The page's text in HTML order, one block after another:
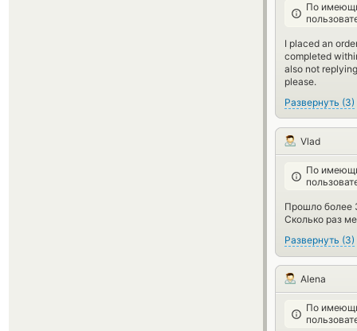
По
I placed an
completed
also not
please.
Развернуть (3)
Vlad
По
Прошло более
Сколько раз
Развернуть (3)
Alena
По